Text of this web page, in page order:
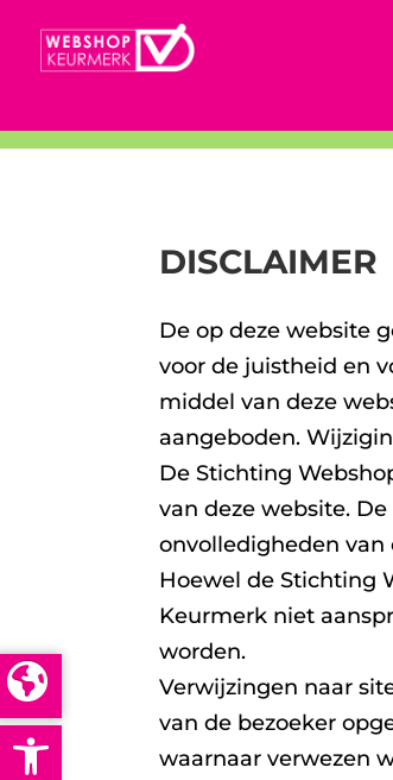
Open toolbar
DISCLAIMER
De op deze website
voor de juistheid en
middel van deze
aangeboden.
De Stichting
van deze website.
onvolledigheden
Hoewel de Stichting
Keurmerk niet
worden.
Verwijzingen naar
van de bezoeker
waarnaar verwezen